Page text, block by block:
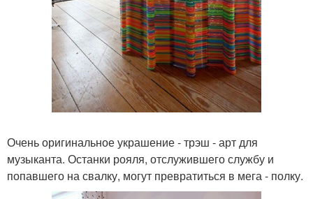
Очень оригинальное украшение - трэш - арт для
музыканта. Останки рояля, отслужившего службу и
попавшего на свалку, могут превратиться в мега - полку.